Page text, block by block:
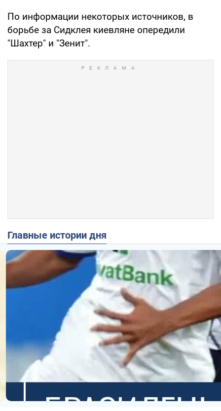
По информации некоторых источников, в
борьбе за Сидклея киевляне опередили
"Шахтер" и "Зенит".
Главные истории дня